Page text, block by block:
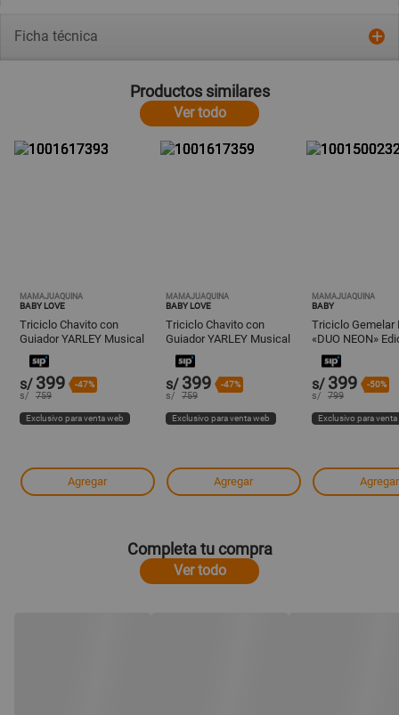
Ficha técnica
Productos similares
Ver todo
MAMAJUAQUINA
BABY LOVE
Triciclo Chavito con
Guiador YARLEY Musical
Pink
s/ 399 -47%
s/ 759
Exclusivo para venta web
Agregar
MAMAJUAQUINA
BABY LOVE
Triciclo Chavito con
Guiador YARLEY Musical
Light Pink
s/ 399 -47%
s/ 759
Exclusivo para venta web
Agregar
MAMAJUAQUINA
BABY
Triciclo Gemelar
«DUO NEON»
Limitada Pink
s/ 399 -50%
s/ 799
Exclusivo para
Agregar
Completa tu compra
Ver todo